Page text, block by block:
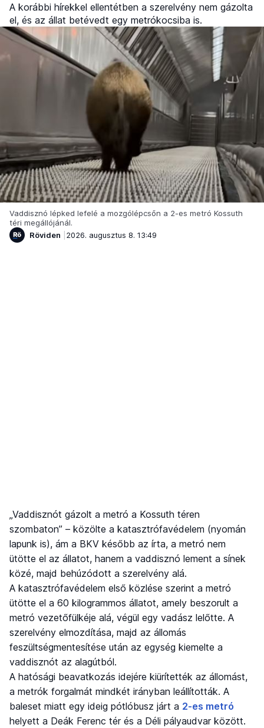
A korábbi hírekkel ellentétben a szerelvény nem gázolta
el, és az állat betévedt egy metrókocsiba is.
Vaddisznó lépked lefelé a mozgólépcsőn a 2-es metró Kossuth
téri megállójánál.
Röviden
2026. augusztus 8. 13:49
„Vaddisznót gázolt a metró a Kossuth téren
szombaton” – közölte a katasztrófavédelem (nyomán
lapunk is), ám a BKV később az írta, a metró nem
ütötte el az állatot, hanem a vaddisznó lement a sínek
közé, majd behúzódott a szerelvény alá.
A katasztrófavédelem első közlése szerint a metró
ütötte el a 60 kilogrammos állatot, amely beszorult a
metró vezetőfülkéje alá, végül egy vadász lelőtte. A
szerelvény elmozdítása, majd az állomás
feszültségmentesítése után az egység kiemelte a
vaddisznót az alagútból.
A hatósági beavatkozás idejére kiürítették az állomást,
a metrók forgalmát mindkét irányban leállították. A
baleset miatt egy ideig pótlóbusz járt a 2-es metró
helyett a Deák Ferenc tér és a Déli pályaudvar között.